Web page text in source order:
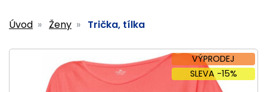
Úvod Ženy Trička, tílka
VÝPRODEJ
SLEVA -15%